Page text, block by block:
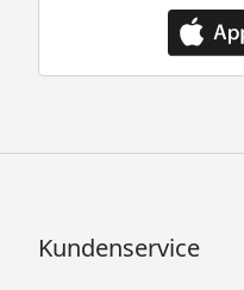
Kundenservice